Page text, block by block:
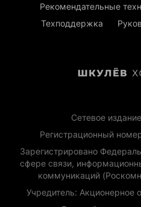
Рекомендательные
Техподдержка
Сетевое
Регистрационный
Зарегистрировано
сфере связи,
коммуникаций
Учредитель: